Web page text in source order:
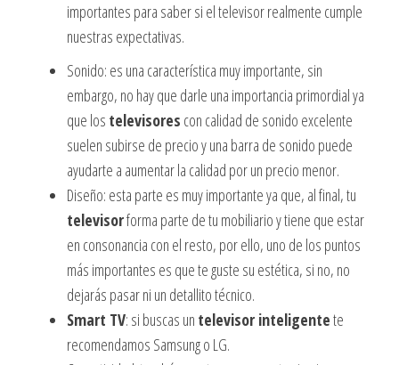
importantes para saber si el televisor realmente cumple
nuestras expectativas.
Sonido: es una característica muy importante, sin
embargo, no hay que darle una importancia primordial ya
que los televisores con calidad de sonido excelente
suelen subirse de precio y una barra de sonido puede
ayudarte a aumentar la calidad por un precio menor.
Diseño: esta parte es muy importante ya que, al final, tu
televisorforma parte de tu mobiliario y tiene que estar
en consonancia con el resto, por ello, uno de los puntos
más importantes es que te guste su estética, si no, no
dejarás pasar ni un detallito técnico.
Smart TV: si buscas un televisor inteligentete
recomendamos Samsung o LG.